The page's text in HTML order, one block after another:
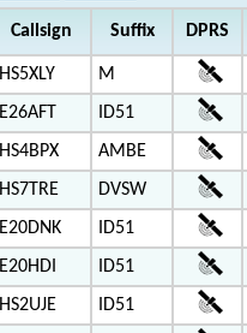
Callsign Suffix DPRS
HS5XLY M
E26AFT ID51
HS4BPX AMBE
HS7TRE DVSW
E20DNK ID51
E20HDI ID51
HS2UJE ID51